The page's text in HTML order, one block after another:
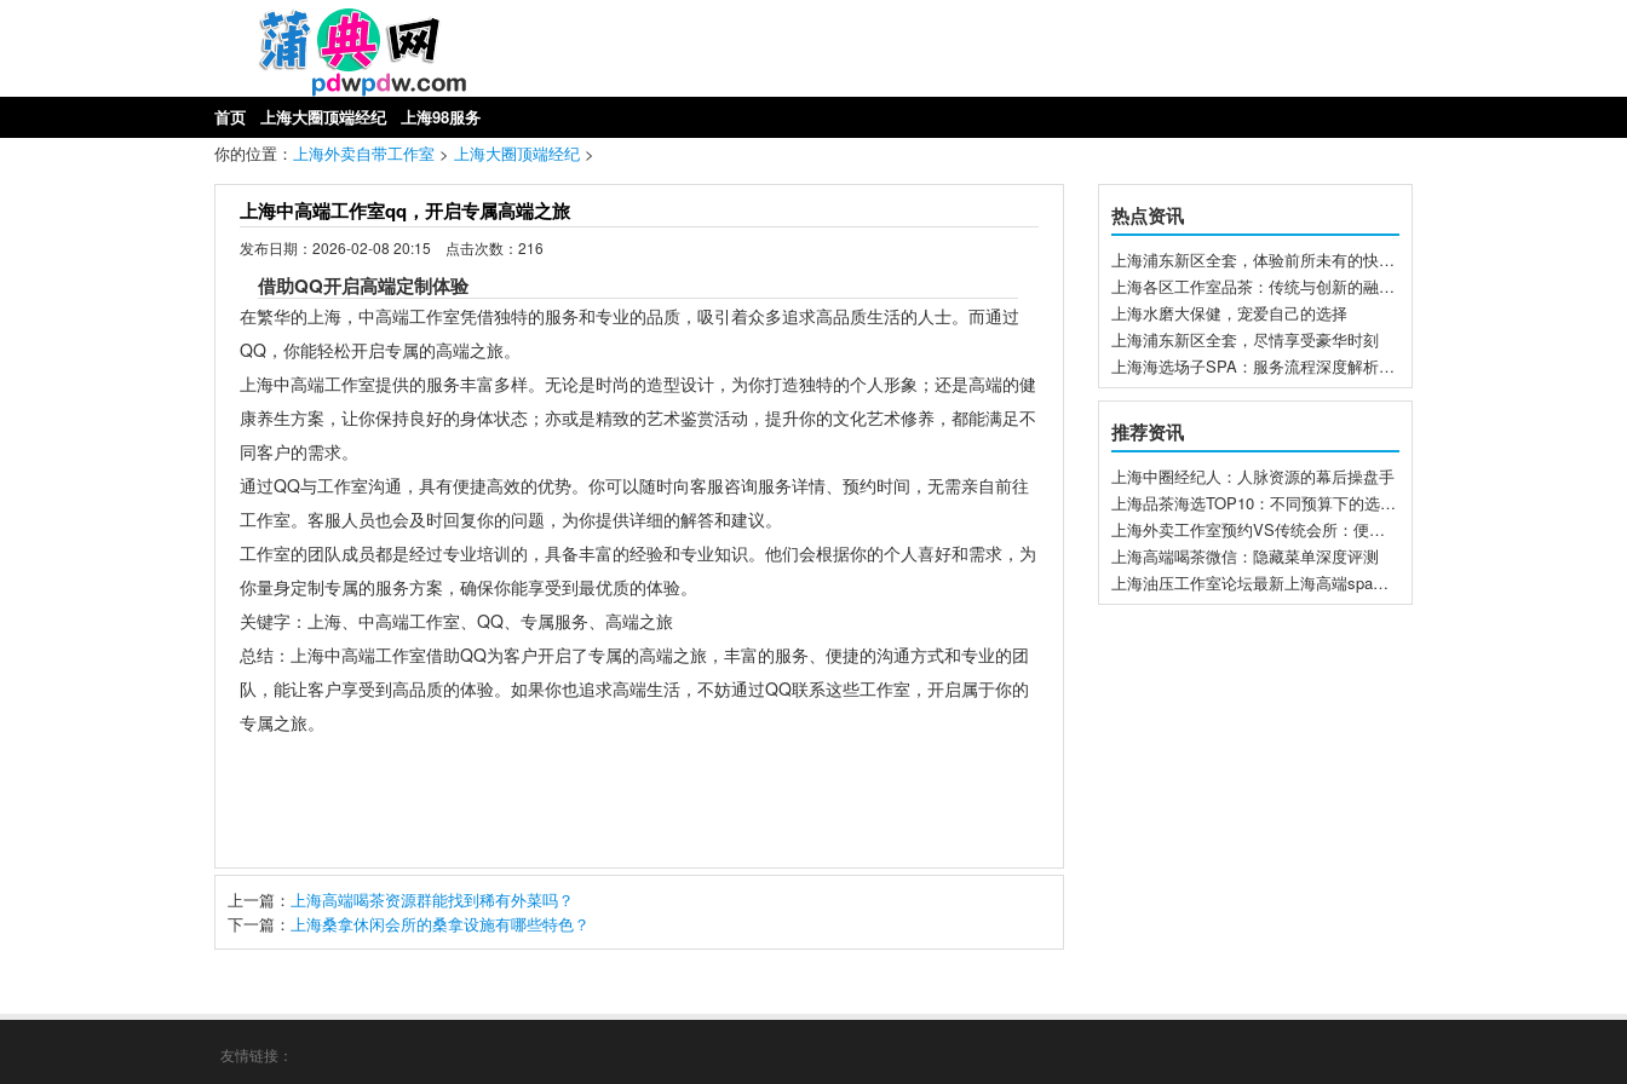
首页 上海大圈顶端经纪
上海98服务
你的位置： 上海外卖自带工作室 > 上海大圈顶端经纪 >
上海中高端工作室qq，开启专属高端之旅
发布日期：2026-02-08 20:15 点击次数：216
借助QQ开启高端定制体验
在繁华的上海，中高端工作室凭借独特的服务和专业的品质，吸引着众多追求高品质生活的人士。而通过
QQ，你能轻松开启专属的高端之旅。
上海中高端工作室提供的服务丰富多样。无论是时尚的造型设计，为你打造独特的个人形象；还是高端的健
康养生方案，让你保持良好的身体状态；亦或是精致的艺术鉴赏活动，提升你的文化艺术修养，都能满足不
同客户的需求。
通过QQ与工作室沟通，具有便捷高效的优势。你可以随时向客服咨询服务详情、预约时间，无需亲自前往
工作室。客服人员也会及时回复你的问题，为你提供详细的解答和建议。
工作室的团队成员都是经过专业培训的，具备丰富的经验和专业知识。他们会根据你的个人喜好和需求，为
你量身定制专属的服务方案，确保你能享受到最优质的体验。
关键字：上海、中高端工作室、QQ、专属服务、高端之旅
总结：上海中高端工作室借助QQ为客户开启了专属的高端之旅，丰富的服务、便捷的沟通方式和专业的团
队，能让客户享受到高品质的体验。如果你也追求高端生活，不妨通过QQ联系这些工作室，开启属于你的
专属之旅。
上一篇： 上海高端喝茶资源群能找到稀有外菜吗？
下一篇： 上海桑拿休闲会所的桑拿设施有哪些特色？
热点资讯
上海浦东新区全套，体验前所未有的快感！
上海各区工作室品茶：传统与创新的融合体验
上海水磨大保健，宠爱自己的选择
上海浦东新区全套，尽情享受豪华时刻
上海海选场子SPA：服务流程深度解析_206
推荐资讯
上海中圈经纪人：人脉资源的幕后操盘手
上海品茶海选TOP10：不同预算下的选择策略
上海外卖工作室预约VS传统会所：便利性谁更优？
上海高端喝茶微信：隐藏菜单深度评测
上海油压工作室论坛最新上海高端spa排名前十解析_610
友情链接：